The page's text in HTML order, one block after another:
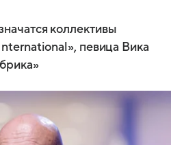
коллективы
певица Вика